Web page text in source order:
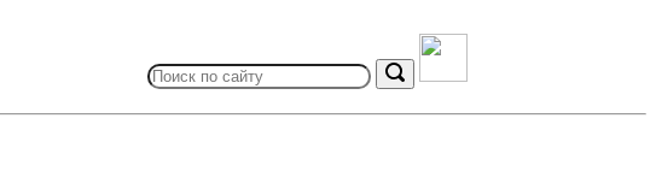
for:
Search